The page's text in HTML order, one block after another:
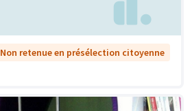
Non retenue en présélection citoyenne